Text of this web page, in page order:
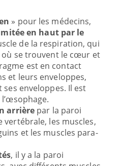
» pour les médecins,
en haut par le
de la respiration, qui
où se trouvent le cœur et
est en contact
et leurs enveloppes,
enveloppes. Il est
arrière par la paroi
vertébrale, les muscles,
et les muscles para-
, il y a la paroi